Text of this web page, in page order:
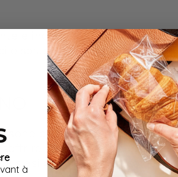
e incappano in gonfiore o
e sostenibili.
che hanno introdotto
C'è chi scrive: "Da
promessa miracolosa.
à